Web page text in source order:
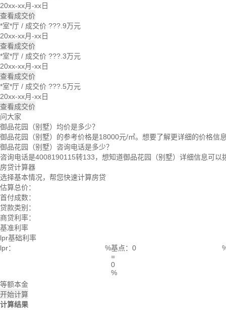
20xx-xx月-xx日
查看成交价
*室*厅 / 成交价 ???.9万元
20xx-xx月-xx日
查看成交价
*室*厅 / 成交价 ???.3万元
20xx-xx月-xx日
查看成交价
*室*厅 / 成交价 ???.5万元
20xx-xx月-xx日
查看成交价
问大家
御品花园（别墅）均价是多少？
御品花园（别墅）的参考价格是18000元/㎡。想要了解更详细的价格信
御品花园（别墅）咨询电话是多少？
咨询电话是4008190115转133，想知道御品花园（别墅）详细信息可以
房贷计算器
选择基本情况，帮您快速计算房贷
估算总价：
首付成数：
贷款类别：
商贷利率：
基准利率
lpr基础利率
lpr：
%基点：
=
0
%
等额本金
开始计算
计算结果